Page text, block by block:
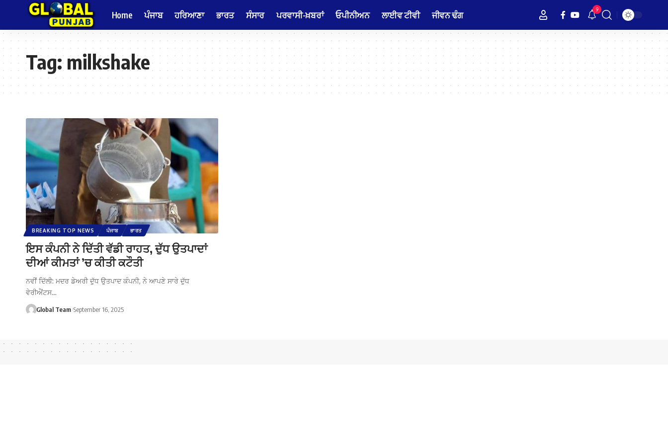
Home ਪੰਜਾਬ ਹਰਿਆਣਾ ਭਾਰਤ ਸੰਸਾਰ ਪਰਵਾਸੀ-ਖ਼ਬਰਾਂ ਓਪੀਨੀਅਨ ਲਾਈਵ ਟੀਵੀ ਜੀਵਨ ਢੰਗ 9
Tag:milkshake
BREAKING TOP NEWS ਪੰਜਾਬ ਭਾਰਤ
ਇਸ ਕੰਪਨੀ ਨੇ ਦਿੱਤੀ ਵੱਡੀ ਰਾਹਤ, ਦੁੱਧ ਉਤਪਾਦਾਂ
ਦੀਆਂ ਕੀਮਤਾਂ ’ਚ ਕੀਤੀ ਕਟੌਤੀ
ਨਵੀਂ ਦਿੱਲੀ: ਮਦਰ ਡੇਅਰੀ ਦੁੱਧ ਉਤਪਾਦ ਕੰਪਨੀ, ਨੇ ਆਪਣੇ ਸਾਰੇ ਦੁੱਧ
ਵੇਰੀਐਂਟਸ…
Global Team September 16, 2025